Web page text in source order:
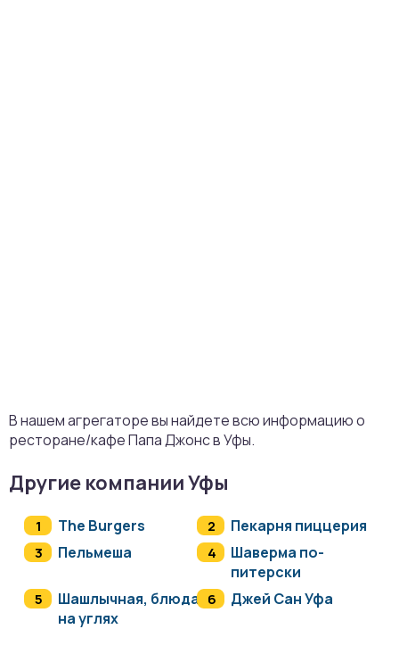
В нашем агрегаторе вы найдете всю информацию о
ресторане/кафе Папа Джонс в Уфы.
Другие компании Уфы
The Burgers
Пекарня пиццерия
Пельмеша
Шаверма по-
питерски
Шашлычная, блюда
на углях
Джей Сан Уфа